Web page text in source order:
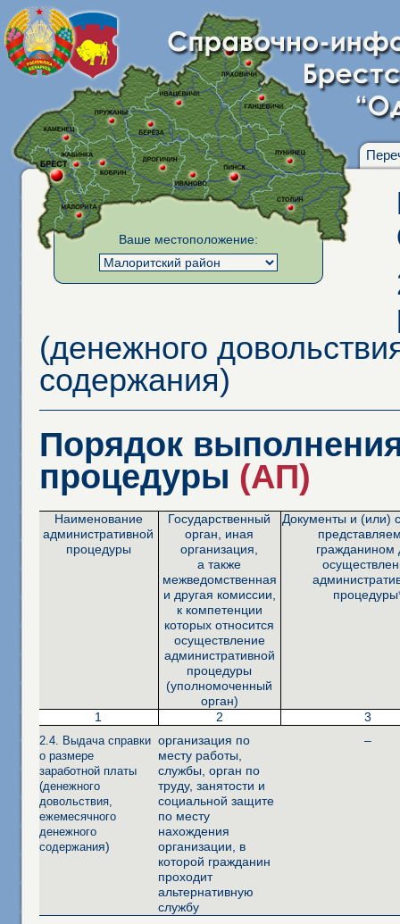
Ваше местоположение:
(денежного
содержания)
Порядок
процедуры (АП)
Наименование
административной
процедуры
Государственный
орган, иная
организация,
а также
межведомственная
и другая комиссии,
к компетенции
которых относится
осуществление
административной
процедуры
(уполномоченный
орган)
Документы и (или)
гражданином
1 2 3
2.4. Выдача справки
о размере
заработной платы
(денежного
довольствия,
ежемесячного
денежного
содержания)
организация по
месту работы,
службы, орган по
труду, занятости и
социальной защите
по месту
нахождения
организации, в
которой гражданин
проходит
альтернативную
службу
–